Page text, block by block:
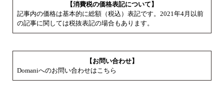
【消費税の価格表記について】
記事内の価格は基本的に総額（税込）表記です。2021年4月以前
の記事に関しては税抜表記の場合もあります。
【お問い合わせ】
Domaniへのお問い合わせはこちら